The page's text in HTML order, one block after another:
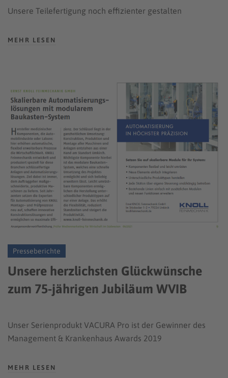
Unsere Teilefertigung noch effizienter gestalten
MEHR LESEN
Presseberichte
Unsere herzlichsten Glückwünsche
zum 75-jährigen Jubiläum WVIB
Unser Serienprodukt VACURA Pro ist der Gewinner des
Management & Krankenhaus Awards 2019
MEHR LESEN